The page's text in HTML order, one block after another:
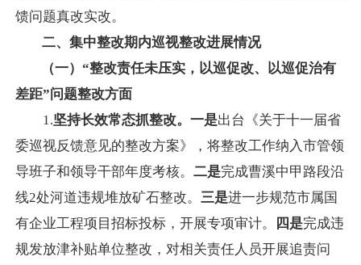
馈问题真改实改。
二、集中整改期内巡视整改进展情况
（一）“整改责任未压实，以巡促改、以巡促治有
差距”问题整改方面
1.坚持长效常态抓整改。一是出台《关于十一届省
委巡视反馈意见的整改方案》，将整改工作纳入市管领
导班子和领导干部年度考核。 二是完成曹溪中甲路段沿
线2处河道违规堆放矿石整改。 三是进一步规范市属国
有企业工程项目招标投标，开展专项审计。
四是完成违
规发放津补贴单位整改，对相关责任人员开展追责问